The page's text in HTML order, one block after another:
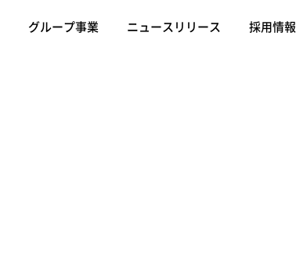
グループ事業 ニュースリリース 採用情報